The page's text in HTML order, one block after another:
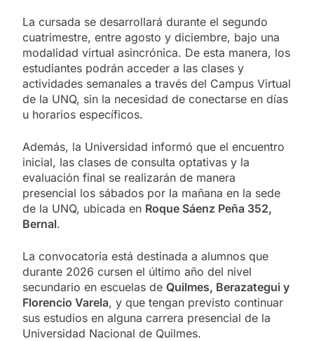
La cursada se desarrollará durante el segundo
cuatrimestre, entre agosto y diciembre, bajo una
modalidad virtual asincrónica. De esta manera, los
estudiantes podrán acceder a las clases y
actividades semanales a través del Campus Virtual
de la UNQ, sin la necesidad de conectarse en días
u horarios específicos.
Además, la Universidad informó que el encuentro
inicial, las clases de consulta optativas y la
evaluación final se realizarán de manera
presencial los sábados por la mañana en la sede
de la UNQ, ubicada en Roque Sáenz Peña 352,
Bernal.
La convocatoria está destinada a alumnos que
durante 2026 cursen el último año del nivel
secundario en escuelas de Quilmes, Berazategui y
Florencio Varela, y que tengan previsto continuar
sus estudios en alguna carrera presencial de la
Universidad Nacional de Quilmes.